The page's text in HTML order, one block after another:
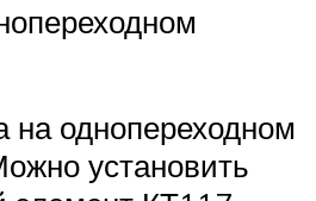
на однопереходном
установить